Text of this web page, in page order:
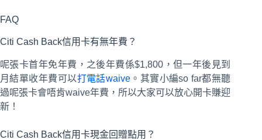
FAQ
Citi Cash Back信用卡有無年費？
呢張卡首年免年費，之後年費係$1,800，但一年後見到
月結單收年費可以打電話waive。其實小編so far都無聽
過呢張卡會唔肯waive年費，所以大家可以放心開卡賺迎
新！
Citi Cash Back信用卡現金回贈點用？